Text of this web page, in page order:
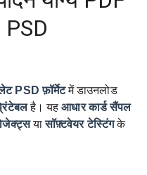
PSD फ़ॉर्मेटमें डाउनलोड
है। यहआधार कार्ड सैंपल
यासॉफ़्टवेयर टेस्टिंगके